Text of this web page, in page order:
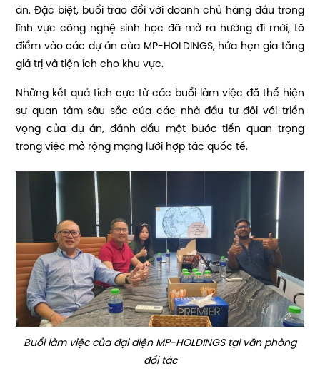
án. Đặc biệt, buổi trao đổi với doanh chủ hàng đầu trong
lĩnh vực công nghệ sinh học đã mở ra hướng đi mới, tô
điểm vào các dự án của MP-HOLDINGS, hứa hẹn gia tăng
giá trị và tiện ích cho khu vực.
Những kết quả tích cực từ các buổi làm việc đã thể hiện
sự quan tâm sâu sắc của các nhà đầu tư đối với triển
vọng của dự án, đánh dấu một bước tiến quan trọng
trong việc mở rộng mạng lưới hợp tác quốc tế.
Buổi làm việc của đại diện MP-HOLDINGS tại văn phòng
đối tác